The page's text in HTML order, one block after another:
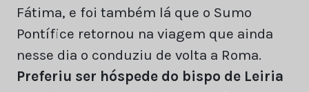
Fátima, e foi também lá que o Sumo
Pontífice retornou na viagem que ainda
nesse dia o conduziu de volta a Roma.
Preferiu ser hóspede do bispo de Leiria